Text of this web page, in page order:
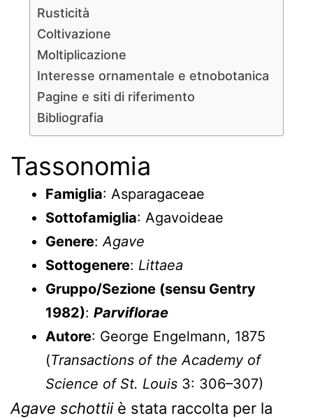
Rusticità
Coltivazione
Moltiplicazione
Interesse ornamentale e etnobotanica
Pagine e siti di riferimento
Bibliografia
Tassonomia
Famiglia: Asparagaceae
Sottofamiglia: Agavoideae
Genere: Agave
Sottogenere: Littaea
Gruppo/Sezione (sensu Gentry
1982): Parviflorae
Autore: George Engelmann, 1875
(Transactions of the Academy of
Science of St. Louis 3: 306–307)
Agave schottiiè stata raccolta per la